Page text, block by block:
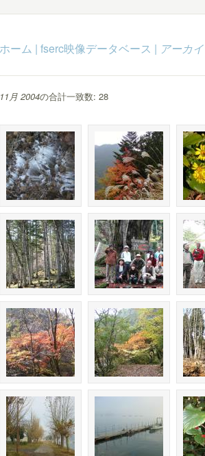
ホーム | fserc映像データベース | アーカ
11月 2004の合計一致数: 28